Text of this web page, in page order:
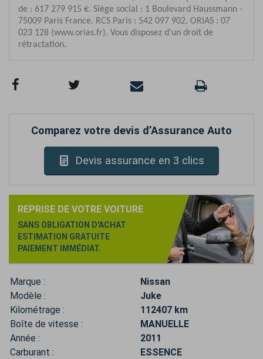
Comparez votre devis d’Assurance Auto
Devis assurance en 3 clics
REPRISE DE VOTRE VOITURE
SANS OBLIGATION D'ACHAT
ESTIMATION GRATUITE
PAIEMENT IMMÉDIAT.
Marque :
Nissan
Modèle :
Juke
Kilométrage :
112407 km
Boîte de vitesse :
MANUELLE
Année :
2011
Carburant :
ESSENCE